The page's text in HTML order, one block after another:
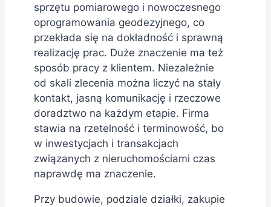
sprzętu pomiarowego i nowoczesnego
oprogramowania geodezyjnego, co
przekłada się na dokładność i sprawną
realizację prac. Duże znaczenie ma też
sposób pracy z klientem. Niezależnie
od skali zlecenia można liczyć na stały
kontakt, jasną komunikację i rzeczowe
doradztwo na każdym etapie. Firma
stawia na rzetelność i terminowość, bo
w inwestycjach i transakcjach
związanych z nieruchomościami czas
naprawdę ma znaczenie.
Przy budowie, podziale działki, zakupie